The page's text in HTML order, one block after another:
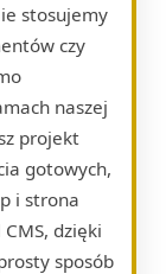
stosujemy
czy
naszej
projekt
gotowych,
i strona
dzięki
sposób